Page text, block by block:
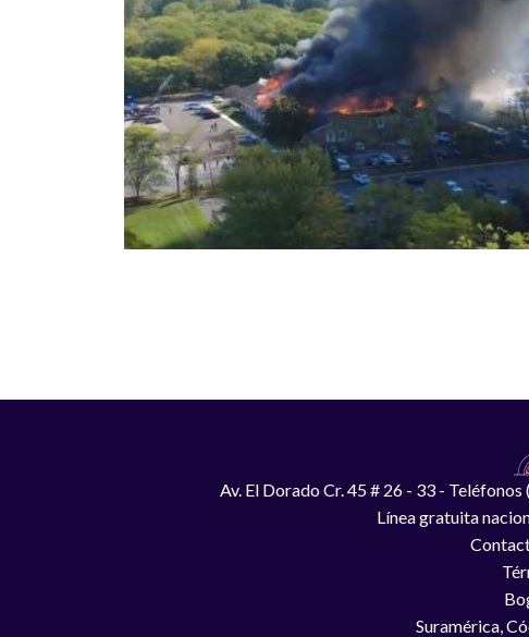
Av. El Dorado Cr. 45 # 26 - 33 -
Línea gratuita
Suramérica,